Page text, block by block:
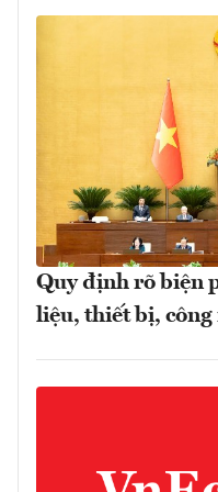
Quy định rõ biện
liệu, thiết bị, công